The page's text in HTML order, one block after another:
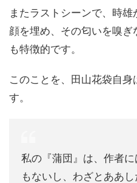
またラストシーンで、時
顔を埋め、その匂いを嗅
も特徴的です。
このことを、田山花袋自身
す。
私の『蒲団』は、作者
もないし、わざとああ